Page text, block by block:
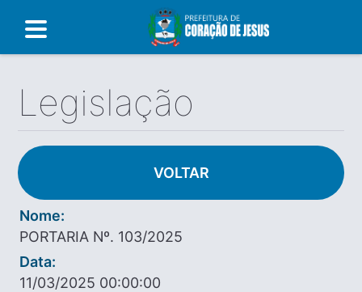
Legislação
VOLTAR
Nome:
PORTARIA Nº. 103/2025
Data:
11/03/2025 00:00:00